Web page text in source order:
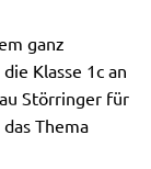
ganz
Klasse 1c an
Störringer für
Thema